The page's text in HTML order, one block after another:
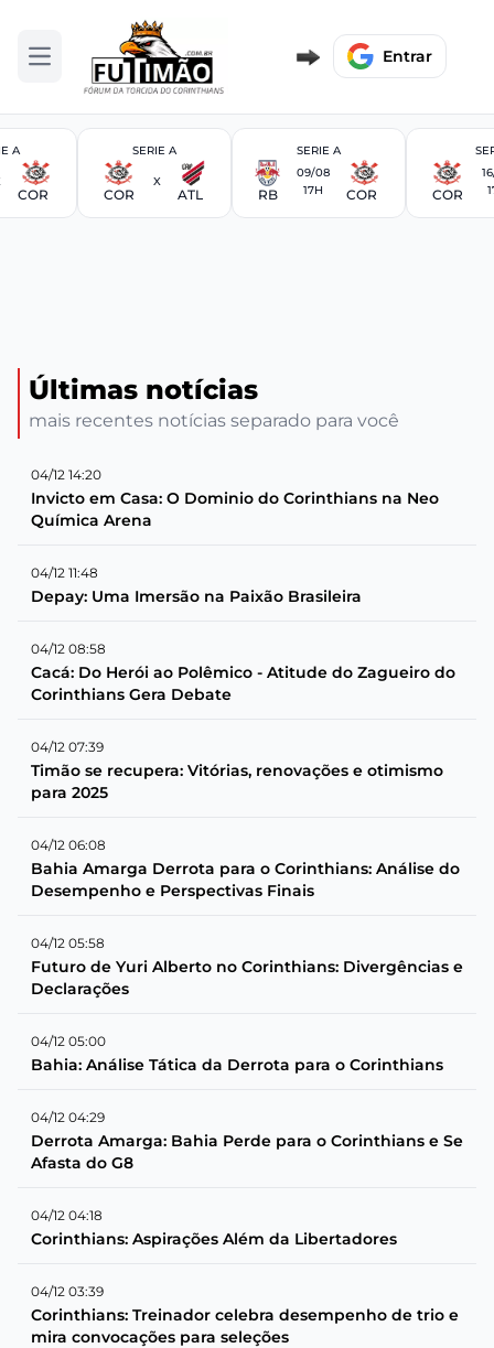
Abrir menu Entrar
A
COR
SERIE A
COR
X
ATL
SERIE A
RB
09/08
17H
COR COR
Últimas notícias
mais recentes notícias separado para você
04/12 14:20
Invicto em Casa: O Dominio do Corinthians na Neo
Química Arena
04/12 11:48
Depay: Uma Imersão na Paixão Brasileira
04/12 08:58
Cacá: Do Herói ao Polêmico - Atitude do Zagueiro do
Corinthians Gera Debate
04/12 07:39
Timão se recupera: Vitórias, renovações e otimismo
para 2025
04/12 06:08
Bahia Amarga Derrota para o Corinthians: Análise do
Desempenho e Perspectivas Finais
04/12 05:58
Futuro de Yuri Alberto no Corinthians: Divergências e
Declarações
04/12 05:00
Bahia: Análise Tática da Derrota para o Corinthians
04/12 04:29
Derrota Amarga: Bahia Perde para o Corinthians e Se
Afasta do G8
04/12 04:18
Corinthians: Aspirações Além da Libertadores
04/12 03:39
Corinthians: Treinador celebra desempenho de trio e
mira convocações para seleções